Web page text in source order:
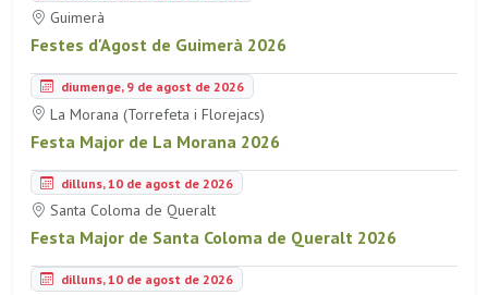
Guimerà
Festes d'Agost de Guimerà 2026
diumenge, 9 de agost de 2026
La Morana (Torrefeta i Florejacs)
Festa Major de La Morana 2026
dilluns, 10 de agost de 2026
Santa Coloma de Queralt
Festa Major de Santa Coloma de Queralt 2026
dilluns, 10 de agost de 2026